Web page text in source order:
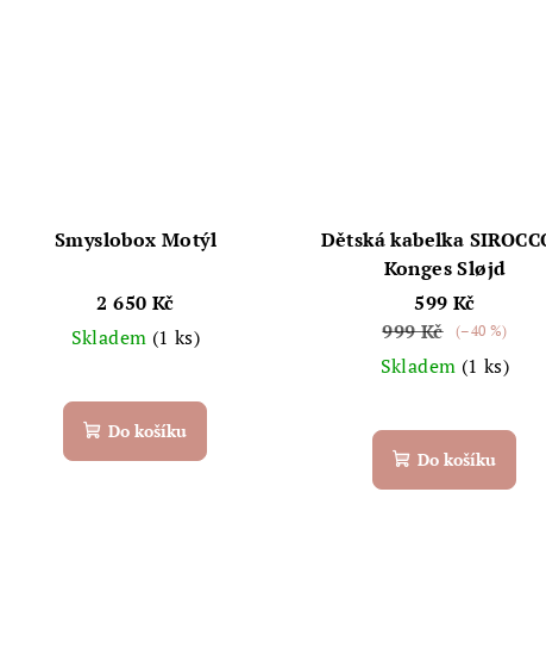
Smyslobox Motýl
2 650 Kč
Skladem (1 ks)
Do košíku
Dětská kabelka
Konges Sløjd
599 Kč
999 Kč
(–40 %)
Skladem (1 ks)
Do košíku